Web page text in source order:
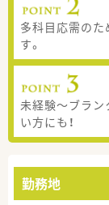
多科目応需のた
す。
未経験～ブラン
い方にも！
勤務地